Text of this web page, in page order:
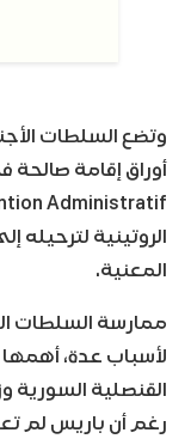
وتضع السلطات
الروتينية لترحيله
المعنية.
ممارسة السلطات
لأسباب عدة،
القنصلية السورية
رغم أن باريس لم